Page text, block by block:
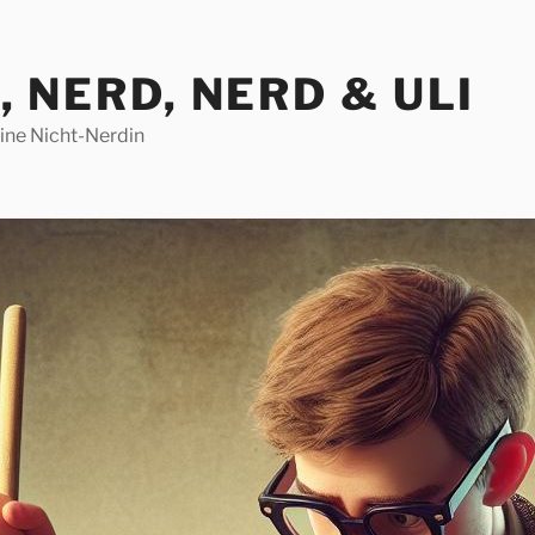
NERD, NERD & ULI
Nicht-Nerdin